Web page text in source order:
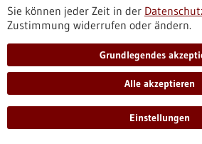
Gekaperter Immun-
Wachstum und Ausbreitung
Über einen komplexen, sich selbst
Rückkopplungsmechanismus
Darmkrebszellen Platz, indem sie
Sie können jeder Zeit in der
Zustimmung widerrufen oder ändern.
Grundlegendes
Alle akzeptieren
Einstellungen